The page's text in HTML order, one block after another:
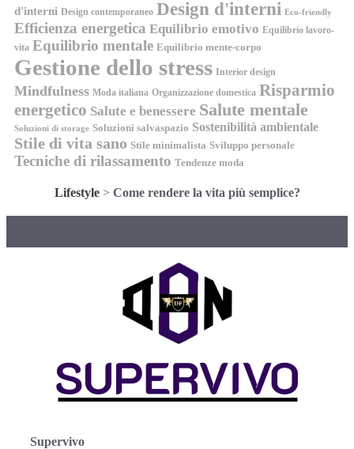
d'interni Design contemporaneo Design d'interni Eco-friendly
Efficienza energetica Equilibrio emotivo Equilibrio lavoro-
vita Equilibrio mentale Equilibrio mente-corpo
Gestione dello stress Interior design
Mindfulness Moda italiana Organizzazione domestica Risparmio
energetico Salute e benessere Salute mentale
Soluzioni di storage Soluzioni salvaspazio Sostenibilità ambientale
Stile di vita sano Stile minimalista Sviluppo personale
Tecniche di rilassamento Tendenze moda
Lifestyle> Come rendere la vita più semplice?
Supervivo